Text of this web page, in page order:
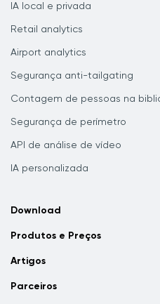
IA local e privada
Retail analytics
Airport analytics
Segurança anti-tailgating
Contagem de pessoas na
Segurança de perímetro
API de análise de vídeo
IA personalizada
Download
Produtos e Preços
Artigos
Parceiros